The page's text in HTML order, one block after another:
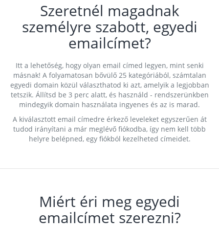
Szeretnél magadnak
személyre szabott, egyedi
emailcímet?
Itt a lehetőség, hogy olyan email címed legyen, mint senki
másnak! A folyamatosan bővülő 25 kategóriából, számtalan
egyedi domain közül választhatod ki azt, amelyik a legjobban
tetszik. Állítsd be 3 perc alatt, és használd - rendszerünkben
mindegyik domain használata ingyenes és az is marad.
A kiválasztott email címedre érkező leveleket egyszerűen át
tudod irányítani a már meglévő fiókodba, így nem kell több
helyre belépned, egy fiókból kezelheted címeidet.
Miért éri meg egyedi
emailcímet szerezni?